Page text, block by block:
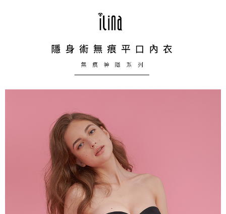
海外專區｜ Overseas